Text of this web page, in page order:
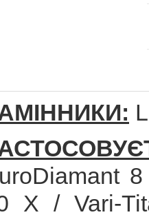
X / Vari-